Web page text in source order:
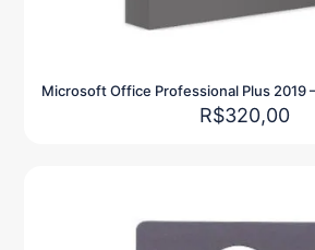
Microsoft Office Professional Plus 2019
R$320,00